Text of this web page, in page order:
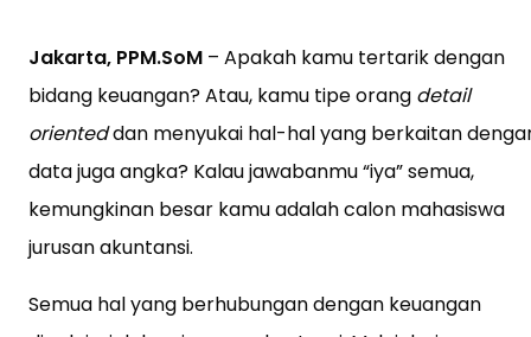
Jakarta, PPM.SoM – Apakah kamu tertarik dengan
bidang keuangan? Atau, kamu tipe orang detail
orienteddan menyukai hal-hal yang berkaitan
data juga angka? Kalau jawabanmu “iya” semua,
kemungkinan besar kamu adalah calon mahasiswa
jurusan akuntansi.
Semua hal yang berhubungan dengan keuangan